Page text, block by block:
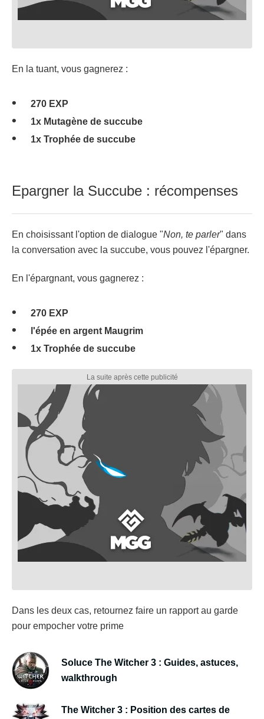
En la tuant, vous gagnerez :
270 EXP
1x Mutagène de succube
1x Trophée de succube
Epargner la Succube : récompenses
En choisissant l'option de dialogue "Non, te parler" dans
la conversation avec la succube, vous pouvez l'épargner.
En l'épargnant, vous gagnerez :
270 EXP
l'épée en argent Maugrim
1x Trophée de succube
Dans les deux cas, retournez faire un rapport au garde
pour empocher votre prime
Soluce The Witcher 3 : Guides, astuces,
walkthrough
The Witcher 3 : Position des cartes de